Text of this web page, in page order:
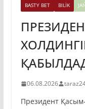
BASTY BET BILİK
06.08.2026
Президент